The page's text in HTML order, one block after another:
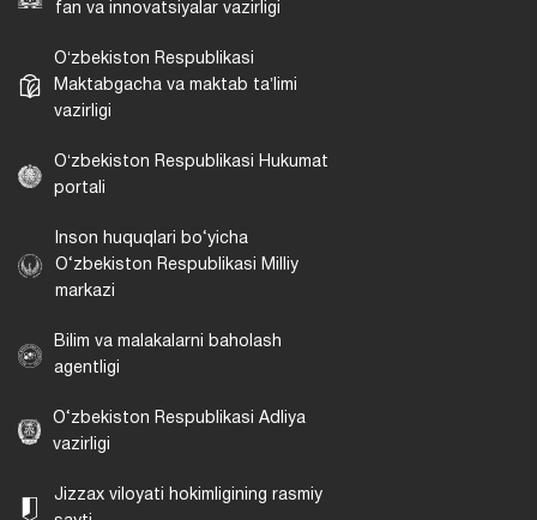
fan va innovatsiyalar vazirligi
Oʻzbekiston Respublikasi
Maktabgacha va maktab taʼlimi
vazirligi
Oʻzbekiston Respublikasi Hukumat
portali
Inson huquqlari bo‘yicha
O‘zbekiston Respublikasi Milliy
markazi
Bilim va malakalarni baholash
agentligi
O‘zbekiston Respublikasi Adliya
vazirligi
Jizzax viloyati hokimligining rasmiy